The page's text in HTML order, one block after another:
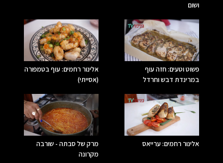
ושום
פשוט וטעים: חזה עוף
במרינדת דבש וחרדל
אלינור רחמים: עוף בטמפורה
(אסייתי)
אלינור רחמים: ערייאס
מרק של סבתה - שורבה
מקרונה